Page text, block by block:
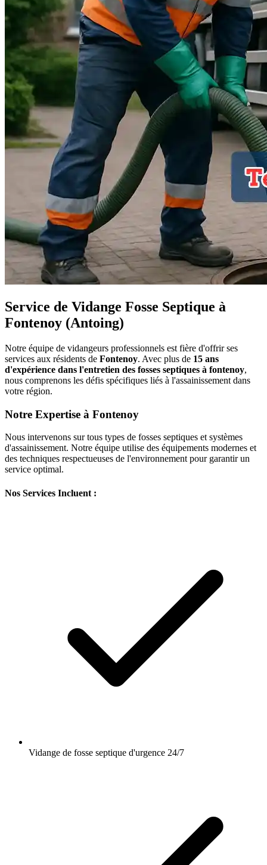
Service de Vidange Fosse Septique à
Fontenoy (Antoing)
Notre équipe de vidangeurs professionnels est fière d'offrir ses
services aux résidents de Fontenoy. Avec plus de 15 ans
d'expérience dans l'entretien des fosses septiques à fontenoy,
nous comprenons les défis spécifiques liés à l'assainissement dans
votre région.
Notre Expertise à Fontenoy
Nous intervenons sur tous types de fosses septiques et systèmes
d'assainissement. Notre équipe utilise des équipements modernes et
des techniques respectueuses de l'environnement pour garantir un
service optimal.
Nos Services Incluent :
Vidange de fosse septique d'urgence 24/7